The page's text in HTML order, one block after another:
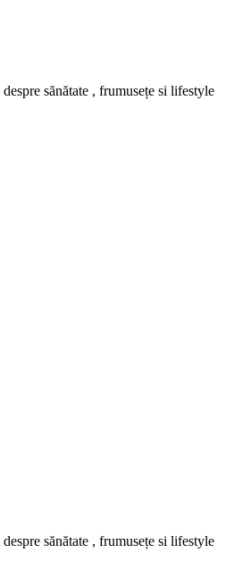
sănătate , frumusețe si lifestyle
sănătate , frumusețe si lifestyle